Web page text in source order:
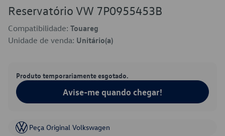
Reservatório VW 7P0955453B
Compatibilidade: Touareg
Unidade de venda: Unitário(a)
Produto temporariamente esgotado.
Avise-me quando chegar!
Peça Original Volkswagen